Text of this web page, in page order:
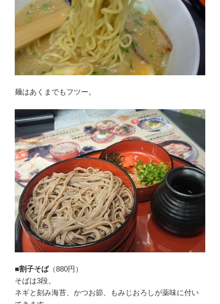
麺はあくまでもフツー。
■割子そば（880円）
そばは3段。
ネギと刻み海苔、かつお節、もみじおろしが薬味に付い